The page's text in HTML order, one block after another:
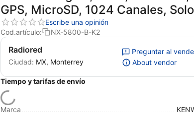
GPS, MicroSD, 1024 Canales, Solo
radio NX5800BK2
Escribe una opinión
Cod.artículo:
NX-5800-B-K2
Radiored
Ciudad: MX, Monterrey
Preguntar al
About vendor
Tiempo y tarifas de envío
Marca